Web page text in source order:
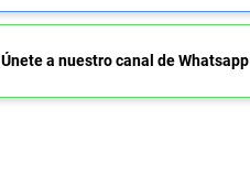
Únete a nuestro canal de Whatsapp